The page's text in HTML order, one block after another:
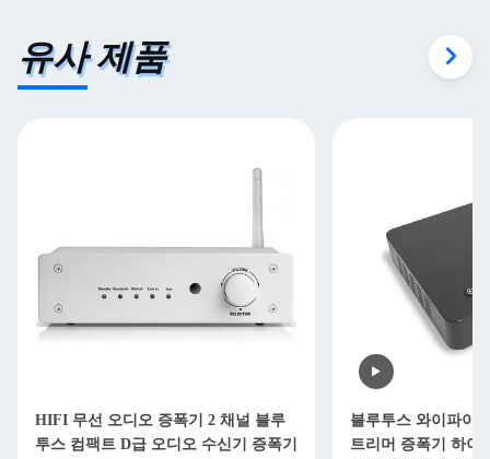
유사 제품
HIFI 무선 오디오 증폭기 2 채널 블루
투스 컴팩트 D급 오디오 수신기 증폭기
블루투스 와이파이
트리머 증폭기 하이